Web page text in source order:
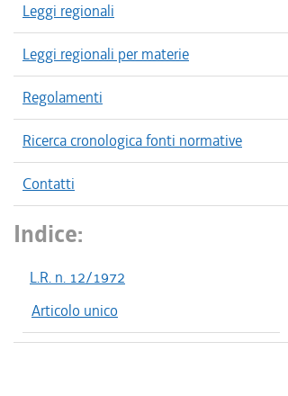
Leggi regionali
Leggi regionali per materie
Regolamenti
Ricerca cronologica fonti normative
Contatti
Indice:
L.R. n. 12/1972
Articolo unico